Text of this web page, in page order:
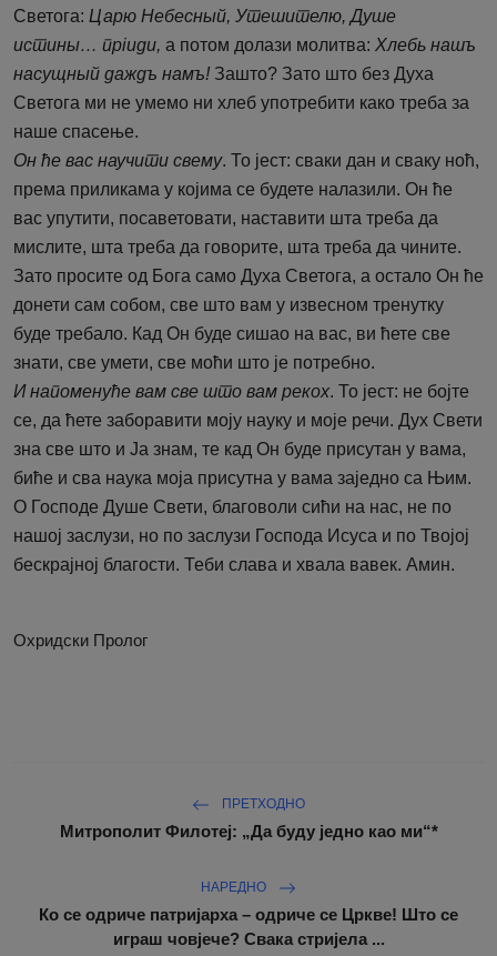
Светога: Царю Небесный, Утeшителю, Душе
истины… прiиди, а потом долази молитва: Хлебь нашъ
насущный даждъ намъ! Зашто? Зато што без Духа
Светога ми не умемо ни хлеб употребити како треба за
наше спасење.
Он ће вас научити свему. То јест: сваки дан и сваку ноћ,
према приликама у којима се будете налазили. Он ће
вас упутити, посаветовати, наставити шта треба да
мислите, шта треба да говорите, шта треба да чините.
Зато просите од Бога само Духа Светога, а остало Он ће
донети сам собом, све што вам у извесном тренутку
буде требало. Кад Он буде сишао на вас, ви ћете све
знати, све умети, све моћи што је потребно.
И напоменуће вам све што вам рекох. То јест: не бојте
се, да ћете заборавити моју науку и моје речи. Дух Свети
зна све што и Ја знам, те кад Он буде присутан у вама,
биће и сва наука моја присутна у вама заједно са Њим.
О Господе Душе Свети, благоволи сићи на нас, не по
нашој заслузи, но по заслузи Господа Исуса и по Твојој
бескрајној благости. Теби слава и хвала вавек. Амин.
Охридски Пролог
ПРЕТХОДНО
Митрополит Филотеј: „Да буду једно као ми“*
НАРЕДНО
Ко се одриче патријарха – одриче се Цркве! Што се
играш човјече? Свака стријела ...